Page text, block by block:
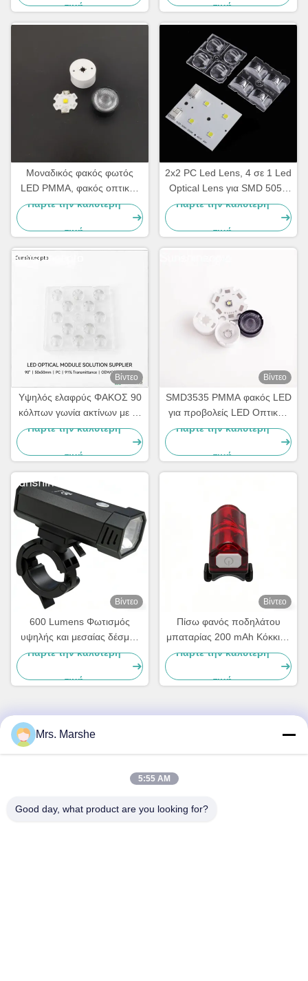
τιμή
εφαρμογές στενής δέσμης
τιμή
Μοναδικός φακός φωτός
LED PMMA, φακός οπτικής
LED για SMD 3535 LED
Πάρτε την καλύτερη
τιμή
2x2 PC Led Lens, 4 σε 1 Led
Optical Lens για SMD 5050
Led Lamp
Πάρτε την καλύτερη
τιμή
Βίντεο
Υψηλός ελαφρύς ΦΑΚΟΣ 90
κόλπων γωνία ακτίνων με το
στρογγυλό σχέδιο για το
Πάρτε την καλύτερη
τιμή
Βίντεο
SMD3535 PMMA φακός LED
για προβολείς LED Οπτικός
φακός Κατασκευαστής για
κάτω φώτα στενής δέσμης
Πάρτε την καλύτερη
τιμή
Βίντεο
600 Lumens Φωτισμός
υψηλής και μεσαίας δέσμης
εμπρός φως
αδιάβροχος προβολέας
Πάρτε την καλύτερη
τιμή
Βίντεο
Πίσω φανός ποδηλάτου
μπαταρίας 200 mAh Κόκκινο
πίσω φως ποδηλάτου 50
μέτρα Απόσταση φωτισμού
Πάρτε την καλύτερη
τιμή
Γρήγορη επικοινωνία
Longxiang, περιοχή Longgang, Shenzhen, Κίνα 518172
Mrs. Marshe
5:55 AM
Good day, what product are you looking for?